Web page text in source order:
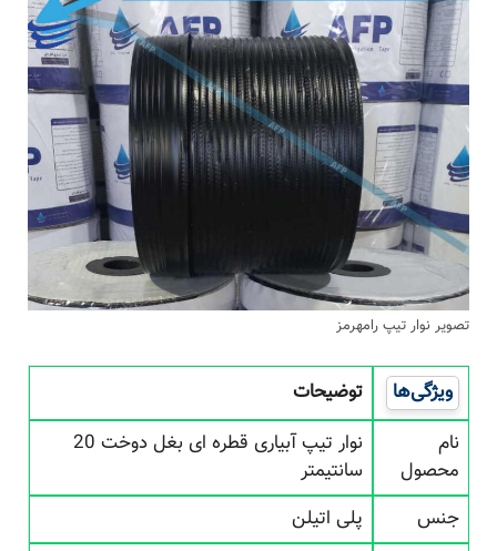
تصویر نوار تیپ رامهرمز
ویژگی‌ها
توضیحات
محصول
نوار تیپ آبیاری قطره ای بغل دوخت 20
سانتیمتر
جنس
پلی اتیلن